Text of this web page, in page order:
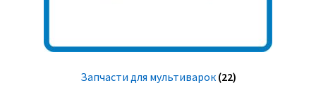
Запчасти для мультиварок (22)